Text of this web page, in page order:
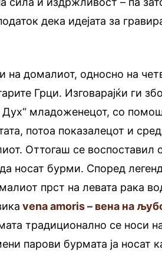
дека идејата за
на домалиот, односно на
Грци. Изговарајќи ги
младоженецот, со
потоа показалецот и
Оттогаш се воспоставил
носат бурми. Според
прст на левата рака
vena amoris – вена на
традиционално се носи
парови бурмата ја носат